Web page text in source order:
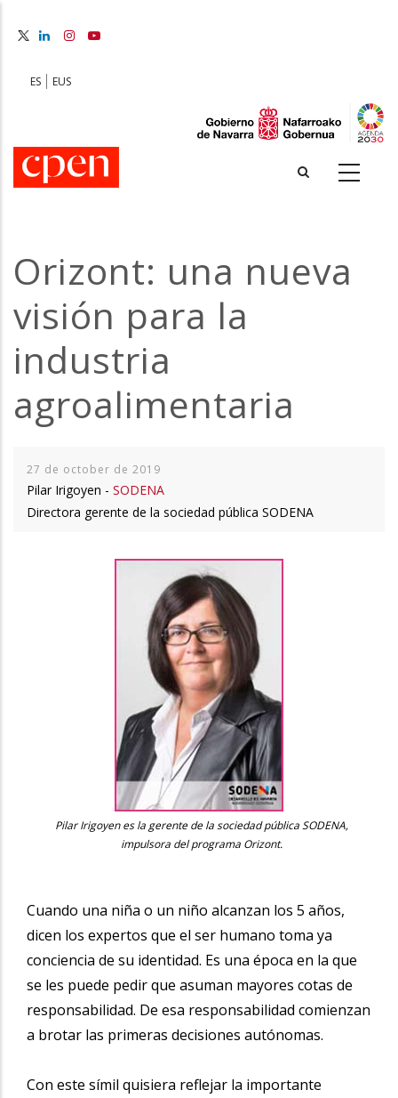
content
ES EUS
Orizont: una nueva
visión para la
industria
agroalimentaria
27 de october de 2019
Pilar Irigoyen - SODENA
Directora gerente de la sociedad pública SODENA
Pilar Irigoyen es la gerente de la sociedad pública SODENA,
impulsora del programa Orizont.
Cuando una niña o un niño alcanzan los 5 años,
dicen los expertos que el ser humano toma ya
conciencia de su identidad. Es una época en la que
se les puede pedir que asuman mayores cotas de
responsabilidad. De esa responsabilidad comienzan
a brotar las primeras decisiones autónomas.
Con este símil quisiera reflejar la importante